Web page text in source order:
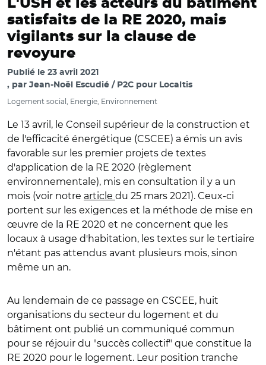
L'USH et les acteurs du bâtiment
satisfaits de la RE 2020, mais
vigilants sur la clause de
revoyure
Publié le 23 avril 2021
par Jean-Noël Escudié / P2C pour Localtis
Logement social, Energie, Environnement
Le 13 avril, le Conseil supérieur de la construction et
de l'efficacité énergétique (CSCEE) a émis un avis
favorable sur les premier projets de textes
d'application de la RE 2020 (règlement
environnementale), mis en consultation il y a un
mois (voir notre article du 25 mars 2021). Ceux-ci
portent sur les exigences et la méthode de mise en
œuvre de la RE 2020 et ne concernent que les
locaux à usage d'habitation, les textes sur le tertiaire
n'étant pas attendus avant plusieurs mois, sinon
même un an.
Au lendemain de ce passage en CSCEE, huit
organisations du secteur du logement et du
bâtiment ont publié un communiqué commun
pour se réjouir du "succès collectif" que constitue la
RE 2020 pour le logement. Leur position tranche